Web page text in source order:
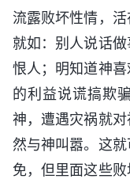
流露败坏性情，活
就如：别人说话
恨人；明知道神喜
的利益说谎搞欺
神，遭遇灾祸就
然与神叫嚣。这
免，但里面这些